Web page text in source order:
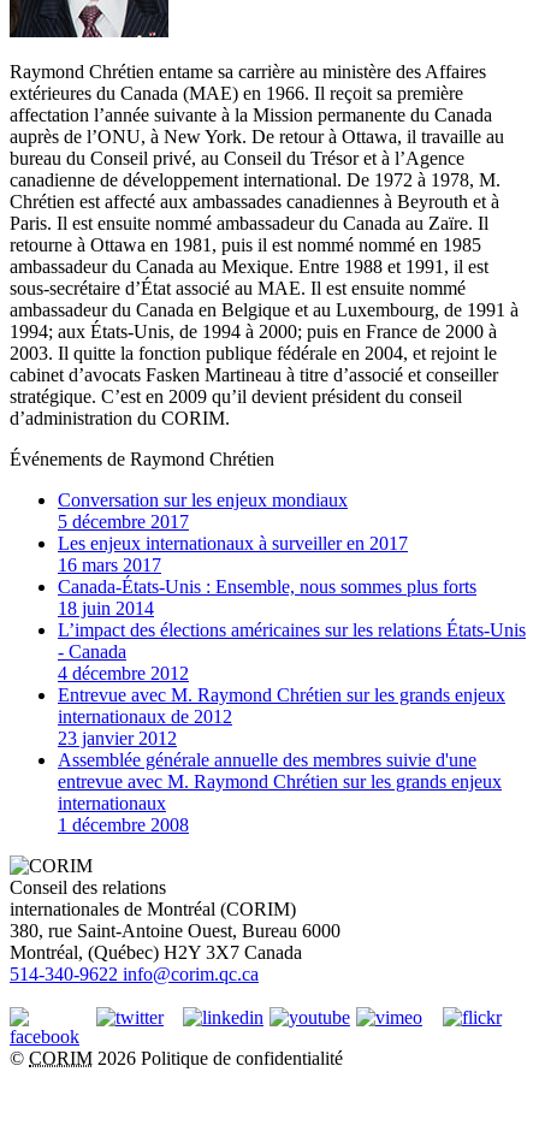
Raymond Chrétien entame sa carrière au ministère des Affaires
extérieures du Canada (MAE) en 1966. Il reçoit sa première
affectation l’année suivante à la Mission permanente du Canada
auprès de l’ONU, à New York. De retour à Ottawa, il travaille au
bureau du Conseil privé, au Conseil du Trésor et à l’Agence
canadienne de développement international. De 1972 à 1978, M.
Chrétien est affecté aux ambassades canadiennes à Beyrouth et à
Paris. Il est ensuite nommé ambassadeur du Canada au Zaïre. Il
retourne à Ottawa en 1981, puis il est nommé nommé en 1985
ambassadeur du Canada au Mexique. Entre 1988 et 1991, il est
sous-secrétaire d’État associé au MAE. Il est ensuite nommé
ambassadeur du Canada en Belgique et au Luxembourg, de 1991 à
1994; aux États-Unis, de 1994 à 2000; puis en France de 2000 à
2003. Il quitte la fonction publique fédérale en 2004, et rejoint le
cabinet d’avocats Fasken Martineau à titre d’associé et conseiller
stratégique. C’est en 2009 qu’il devient président du conseil
d’administration du CORIM.
Événements de Raymond Chrétien
Conversation sur les enjeux mondiaux
5 décembre 2017
Les enjeux internationaux à surveiller en 2017
16 mars 2017
Canada-États-Unis : Ensemble, nous sommes plus forts
18 juin 2014
L’impact des élections américaines sur les relations États-Unis
- Canada
4 décembre 2012
Entrevue avec M. Raymond Chrétien sur les grands enjeux
internationaux de 2012
23 janvier 2012
Assemblée générale annuelle des membres suivie d'une
entrevue avec M. Raymond Chrétien sur les grands enjeux
internationaux
1 décembre 2008
Conseil des relations
internationales de Montréal (CORIM)
380, rue Saint-Antoine Ouest, Bureau 6000
Montréal, (Québec) H2Y 3X7 Canada
514-340-9622 info@corim.qc.ca
© CORIM 2026 Politique de confidentialité